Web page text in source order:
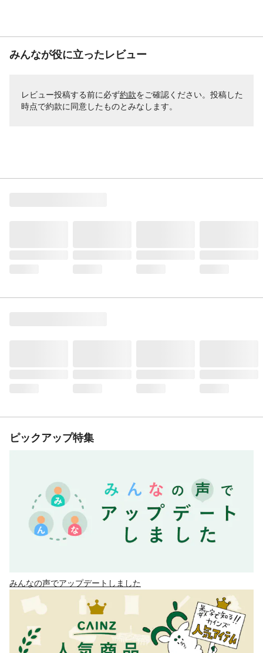
みんなが役に立ったレビュー
レビュー投稿する前に必ず約款をご確認ください。投稿した
時点で約款に同意したものとみなします。
ピックアップ特集
みんなの声でアップデートしました